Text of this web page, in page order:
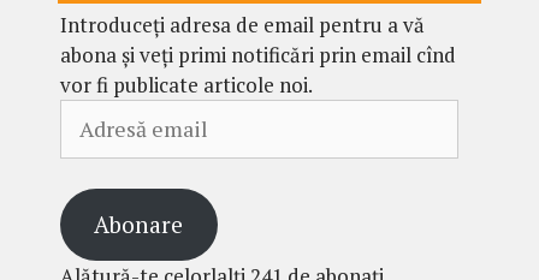
Introduceți adresa de email pentru a vă
abona și veți primi notificări prin email cînd
vor fi publicate articole noi.
email
Abonare